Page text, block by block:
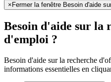
×Fermer la fenêtre Besoin d'aide
Besoin d'aide sur la
d'emploi ?
Besoin d'aide sur la recherche
informations essentielles en